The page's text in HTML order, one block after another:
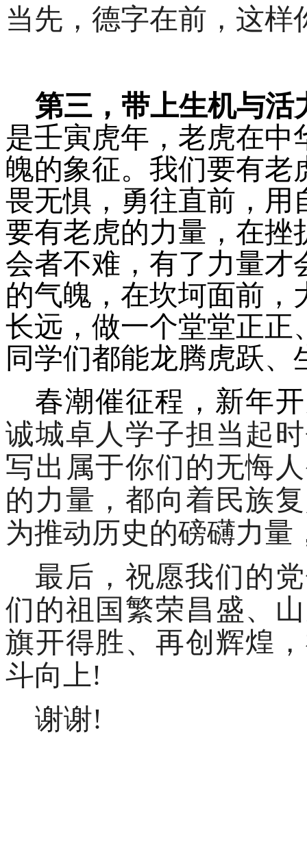
当先，德字在前，这
第三，带上生机与活
是壬寅虎年，老虎在中
魄的象征。我们要有老
畏无惧，勇往直前，用
要有老虎的力量，在挫
会者不难，有了力量才
的气魄，在坎坷面前，
长远，做一个堂堂正正
同学们都能龙腾虎跃
春潮催征程，新年
诚城卓人学子担当起
写出属于你们的无悔
的力量，都向着民族
为推动历史的磅礴力
最后，祝愿我们的
们的祖国繁荣昌盛、
旗开得胜、再创辉煌
斗向上!
谢谢!